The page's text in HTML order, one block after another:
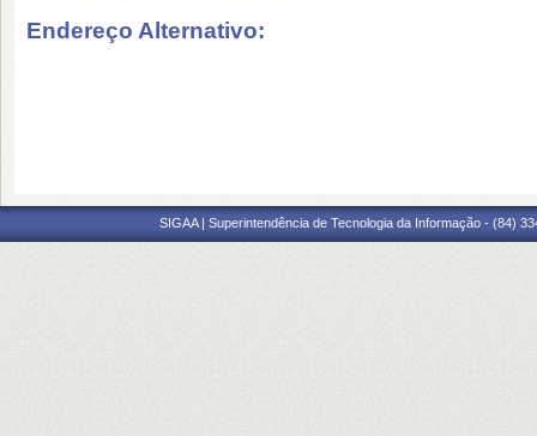
Endereço Alternativo:
SIGAA | Superintendência de Tecnologia da Informação - (84)